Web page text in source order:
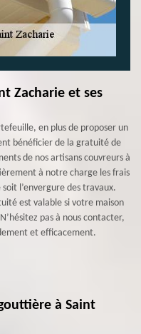
Zacharie et ses
en plus de proposer un
bénéficier de la gratuité de
de nos artisans couvreurs à
à notre charge les frais
l’envergure des travaux.
est valable si votre maison
pas à nous contacter,
et efficacement.
à Saint